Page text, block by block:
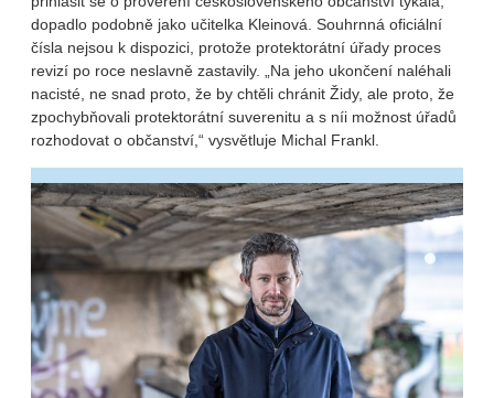
dopadlo podobně jako učitelka Kleinová. Souhrnná oficiální
čísla nejsou k dispozici, protože protektorátní úřady proces
revizí po roce neslavně zastavily. „Na jeho ukončení naléhali
nacisté, ne snad proto, že by chtěli chránit Židy, ale proto, že
zpochybňovali protektorátní suverenitu a s níi možnost úřadů
rozhodovat o občanství,“ vysvětluje Michal Frankl.